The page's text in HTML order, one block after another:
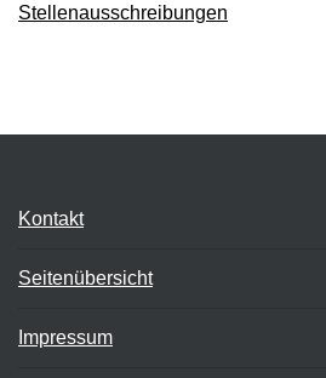
Stellenausschreibungen
Kontakt
Seitenübersicht
Impressum